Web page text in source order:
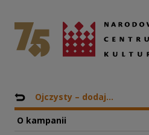
RĘKA: W
National Centre for Culture Poland
Nawigacja
Back to: Projekty
Ojczysty – dodaj...
O kampanii